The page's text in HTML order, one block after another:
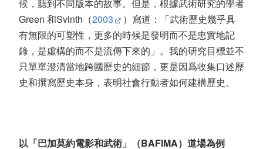
候，聽到不同版本的故事。但是，根據武術研究的學者
Green 和Svinth（2003
）寫道：「武術歷史幾乎具
有無限的可塑性，更多的時候是發明而不是忠實地記
錄，是虛構的而不是流傳下來的」。我的研究目標並不
只單單澄清當地跨國歷史的細節，更是因爲收集口述歷
史和撰寫歷史本身，表明社會行動者如何建構歷史。
以「巴加莫約電影和武術」（BAFIMA）道場為例